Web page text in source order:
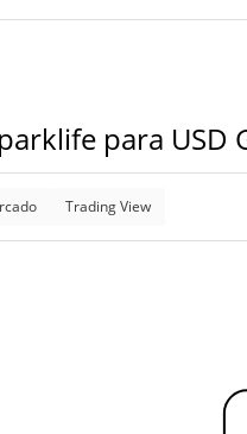
para USD
Trading View